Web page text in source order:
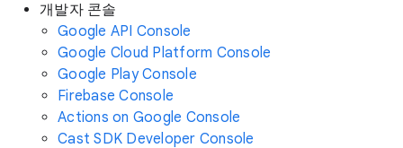
개발자 콘솔
Google API Console
Google Cloud Platform Console
Google Play Console
Firebase Console
Actions on Google Console
Cast SDK Developer Console